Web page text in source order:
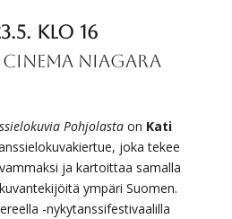
KLO 16
NIAGARA
Pohjolasta on Kati
joka tekee
ja kartoittaa samalla
ympäri Suomen.
-nykytanssifestivaalilla